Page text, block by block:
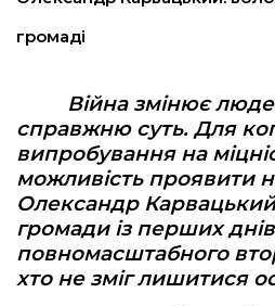
громаді
Війна змінює
справжню суть. Для
випробування на
можливість проявити
Олександр Карвацький
громади із перших днів
повномасштабного
хто не зміг лишитися